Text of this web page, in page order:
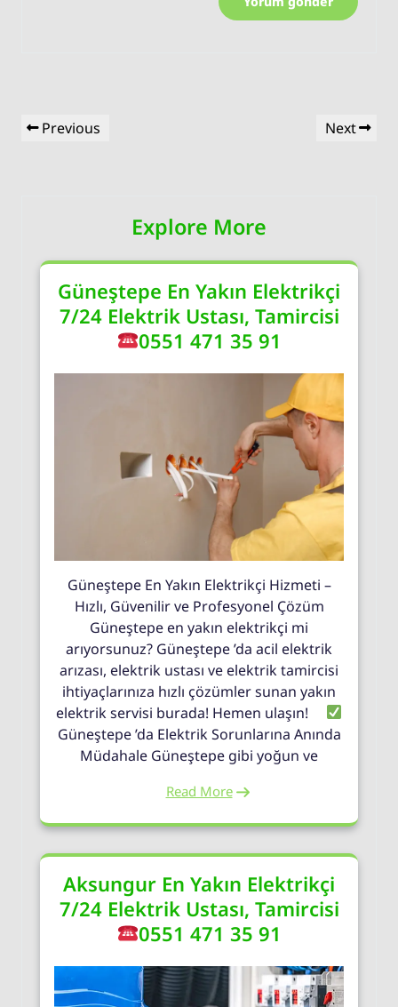
Yazı
gezinmesi
Previous
Previous
Next
Next
Explore More
Güneştepe En Yakın Elektrikçi
7/24 Elektrik Ustası, Tamircisi
0551 471 35 91
Güneştepe En Yakın Elektrikçi Hizmeti –
Hızlı, Güvenilir ve Profesyonel Çözüm
Güneştepe en yakın elektrikçi mi
arıyorsunuz? Güneştepe ’da acil elektrik
arızası, elektrik ustası ve elektrik tamircisi
ihtiyaçlarınıza hızlı çözümler sunan yakın
elektrik servisi burada! Hemen ulaşın!
Güneştepe ’da Elektrik Sorunlarına Anında
Müdahale Güneştepe gibi yoğun ve
Read More
Aksungur En Yakın Elektrikçi
7/24 Elektrik Ustası, Tamircisi
0551 471 35 91